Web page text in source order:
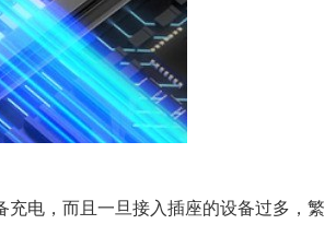
电，而且一旦接入插座的设备过多，繁